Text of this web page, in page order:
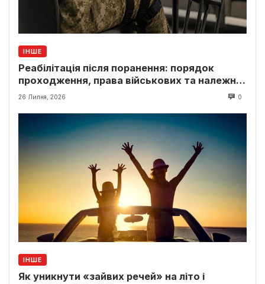
ІНШЕ
Реабілітація після поранення: порядок
проходження, права військових та належні
виплати
26 Липня, 2026 0
ІНШЕ
Як уникнути «зайвих речей» на літо і